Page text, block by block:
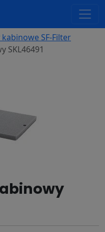
SF-Filter
SKL46491